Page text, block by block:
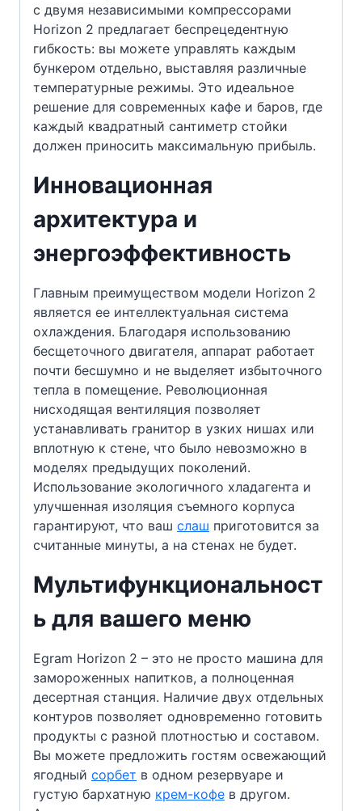
с двумя независимыми компрессорами
Horizon 2 предлагает беспрецедентную
гибкость: вы можете управлять каждым
бункером отдельно, выставляя различные
температурные режимы. Это идеальное
решение для современных кафе и баров, где
каждый квадратный сантиметр стойки
должен приносить максимальную прибыль.
Инновационная
архитектура и
энергоэффективность
Главным преимуществом модели Horizon 2
является ее интеллектуальная система
охлаждения. Благодаря использованию
бесщеточного двигателя, аппарат работает
почти бесшумно и не выделяет избыточного
тепла в помещение. Революционная
нисходящая вентиляция позволяет
устанавливать гранитор в узких нишах или
вплотную к стене, что было невозможно в
моделях предыдущих поколений.
Использование экологичного хладагента и
улучшенная изоляция съемного корпуса
гарантируют, что ваш слаш приготовится за
считанные минуты, а на стенах не будет.
Мультифункциональност
ь для вашего меню
Egram Horizon 2 – это не просто машина для
замороженных напитков, а полноценная
десертная станция. Наличие двух отдельных
контуров позволяет одновременно готовить
продукты с разной плотностью и составом.
Вы можете предложить гостям освежающий
ягодный сорбет в одном резервуаре и
густую бархатную крем-кофе в другом.